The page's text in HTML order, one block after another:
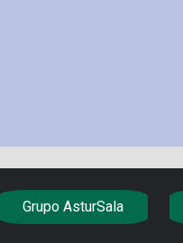
Grupo AsturSala